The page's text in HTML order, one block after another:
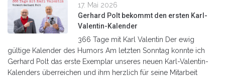
17. Mai 2026
Gerhard Polt bekommt den ersten Karl-
Valentin-Kalender
366 Tage mit Karl Valentin Der ewig
gültige Kalender des Humors Am letzten Sonntag konnte ich
Gerhard Polt das erste Exemplar unseres neuen Karl-Valentin-
Kalenders überreichen und ihm herzlich für seine Mitarbeit